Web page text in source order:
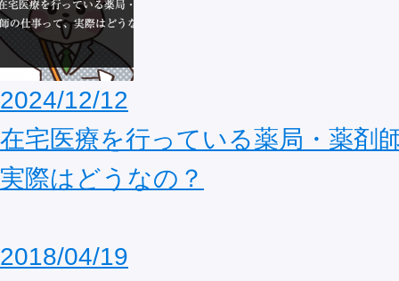
2024/12/12
在宅医療を行っている薬局・薬剤
実際はどうなの？
2018/04/19